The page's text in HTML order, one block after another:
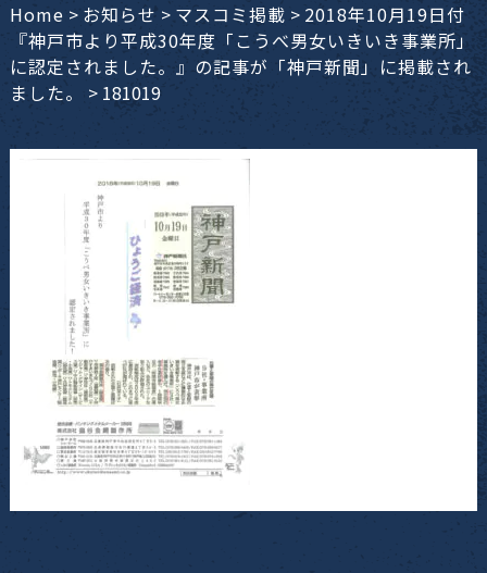
Home > お知らせ > マスコミ掲載 > 2018年10月19日付
『神戸市より平成30年度「こうべ男女いきいき事業所」
に認定されました。』の記事が「神戸新聞」に掲載され
ました。
> 181019